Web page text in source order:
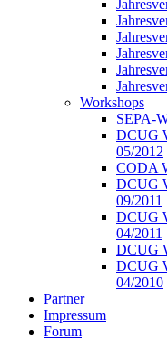
Workshops
SEPA-
DCUG
05/2012
CODA
DCUG
09/2011
DCUG
04/2011
DCUG
DCUG
04/2010
Partner
Impressum
Forum